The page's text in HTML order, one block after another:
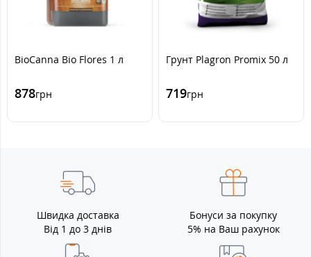
BioCanna Bio Flores 1 л
878грн
Грунт Plagron Promix 50 л
719грн
Швидка доставка
Від 1 до 3 днів
Бонуси за покупку
5% на Ваш рахунок